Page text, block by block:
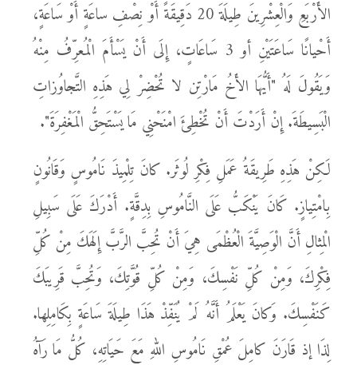
الأَرْبَعِ وَالْعِشْرِينَ طِيلَةَ 20 دَقِيقَةً أَوْ نِصْفِ ساعَةٍ أَوْ سَاعَةٍ،
أَحْيانًا سَاعَتَيْنِ أو 3 سَاعَاتٍ، إِلَى أَنْ يَسْأَمَ الْمُعرِّفُ مِنْهُ
وَيَقُولَ لَهُ "أَيُّهَا الأَخُ مَارْتِن لا تُحْضِرْ لِي هَذِهِ التَّجاوُزاتِ
الْبَسِيطَةَ. إِنْ أَرَدْتَ أَنْ تُخْطِئَ امْنَحْنِي مَا يَسْتَحِقُّ الْمَغْفِرَةَ".
لَكِنْ هَذِهِ طَرِيقَةُ عَمَلِ فِكْرِ لُوثَر. كانَ تِلْمِيذَ نَامُوسٍ وَقَانُونٍ
بِامْتِيازٍ. كَانَ يَنْكَبُّ عَلَى النَّامُوسِ بِدِقَّةٍ. أَدْرَكَ عَلَى سَبِيلِ
الْمِثالِ أَنَّ الْوَصِيَّةَ الْعُظْمَى هِيَ أَنْ تُحِبَّ الرَّبَّ إِلَهَكَ مِنْ كُلِّ
فِكْرِكَ، وَمِنْ كُلِّ نَفْسِكَ، وَمِنْ كُلِّ قُوَّتِكَ، وَتُحِبَّ قَرِيبَكَ
كَنَفْسِكَ. وَكانَ يَعْلَمُ أَنَّهُ لَمْ يُنَفِّذْ هَذَا طِيلَةَ سَاعَةٍ بِكَامِلِها.
لِذَا إذ قَارَنَ كامِلَ عُمْقِ نَامُوسِ اللهِ مَعَ حَيَاتِهِ، كُلُّ مَا رَآهُ